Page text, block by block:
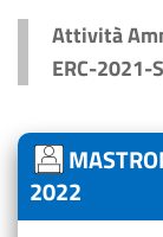
Attività
ERC-2021-
2022